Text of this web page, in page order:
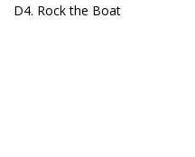
D4. Rock the Boat